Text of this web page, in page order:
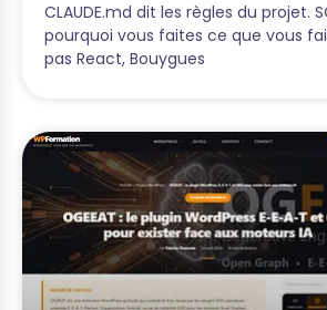
CLAUDE.md dit les règles du projet.
pourquoi vous faites ce que vous
pas React, Bouygues